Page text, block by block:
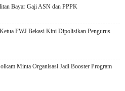
Bayar Gaji ASN dan PPPK
FWJ Bekasi Kini Dipolisikan Pengurus
Minta Organisasi Jadi Booster Program